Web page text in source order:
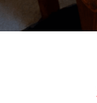
Жилетка
Поли